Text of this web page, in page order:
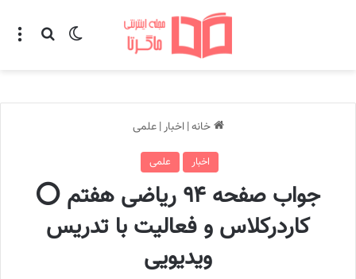
تغییر پوسته
خانه| اخبار| علمی
اخبار علمی
جواب صفحه ۹۴ ریاضی هفتم ⭕️
کاردرکلاس و فعالیت با تدریس
ویدیویی